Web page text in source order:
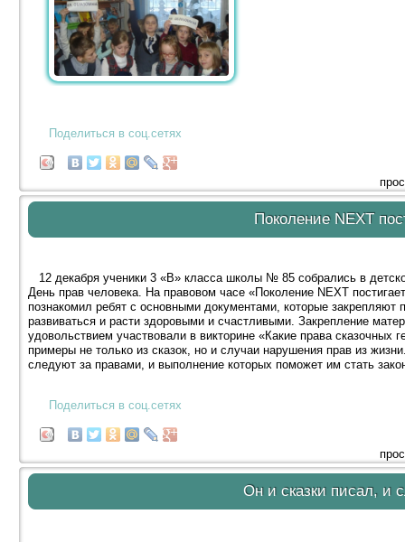
Поделиться в соц.сетях
Поколение NEXT
12 декабря ученики 3 «В» класса школы № 85 собрались в
День прав человека. На правовом часе «Поколение NEXT
познакомил ребят с основными документами, которые
развиваться и расти здоровыми и счастливыми. Закрепление
удовольствием участвовали в викторине «Какие права
примеры не только из сказок, но и случаи нарушения прав из
следуют за правами, и выполнение которых поможет им стать
Поделиться в соц.сетях
Он и сказки писал, и